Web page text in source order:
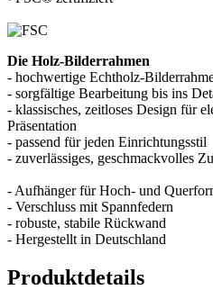
Die Holz-Bilderrahmen
- hochwertige Echtholz-
- sorgfältige Bearbeitung bis ins
- klassisches, zeitloses Design für
Präsentation
- passend für jeden Einrichtungsstil
- zuverlässiges, geschmackvolles
- Aufhänger für Hoch- und
- Verschluss mit Spannfedern
- robuste, stabile Rückwand
- Hergestellt in Deutschland
Produktdetails